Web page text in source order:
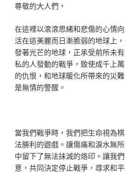
尊敬的大人們，
在這裡以滾滾思緒和悲傷的心情
活在這美麗而日漸脆弱的地球上
發著光芒的地球，正承受前所未
私的人發動的戰爭，致使成千上
的仇恨，和地球暖化所帶來的災
是無情的警醒。
當我們戰爭時，我們把生命視為
法勝利的遊戲。讓傷痛和淚水無
中留下了無法抹滅的烙印。讓我
意，共同決定停止戰爭，尋求和